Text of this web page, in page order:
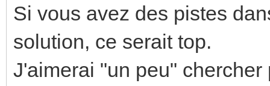
Si vous avez des pistes
solution, ce serait top.
J'aimerai "un peu"